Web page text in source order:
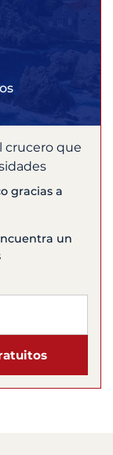
crucero que
gracias a
un